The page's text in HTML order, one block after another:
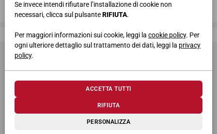
Se invece intendi rifiutare l’installazione di cookie non
necessari, clicca sul pulsanteRIFIUTA.
Per maggiori informazioni sui cookie, leggi la cookie policy. Per
ogni ulteriore dettaglio sul trattamento dei dati, leggi la privacy
policy.
PERSONALIZZA
RIFIUTA
ACCETTA TUTTI
Giessegi, dove la qualità è di casa
© 2026 Giessegi Industria Mobili S.p.a. P.I. 00642760433
Via Bramante 39, 62010 Appignano MC (Italia)